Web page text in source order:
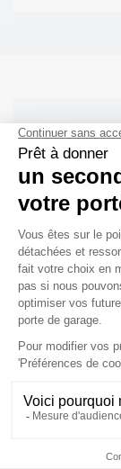
Pour
votre pièce